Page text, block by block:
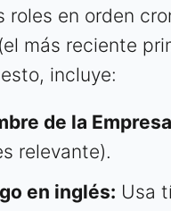
roles en orden
más reciente
incluye:
de la
relevante).
en inglés: Usa